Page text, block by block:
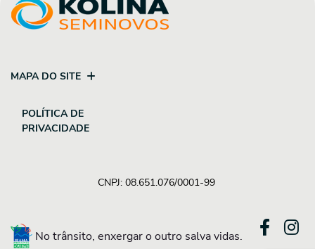
MAPA DO SITE
POLÍTICA DE
PRIVACIDADE
CNPJ: 08.651.076/0001-99
No trânsito, enxergar o outro salva vidas.